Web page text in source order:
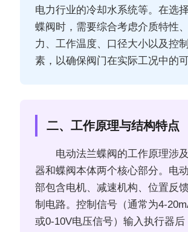
电力行业的冷却水系统等。在选
蝶阀时，需要综合考虑介质特性
力、工作温度、口径大小以及控
素，以确保阀门在实际工况中的可
二、工作原理与结构特点
电动法兰蝶阀的工作原理涉
器和蝶阀本体两个核心部分。电
部包含电机、减速机构、位置反
制电路。控制信号（通常为4-
或0-10V电压信号）输入执行器后